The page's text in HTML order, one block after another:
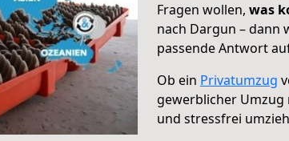
Fragen wollen, was
nach Dargun – dann
passende Antwort
Ob ein Privatumzug
gewerblicher Umzug
und stressfrei